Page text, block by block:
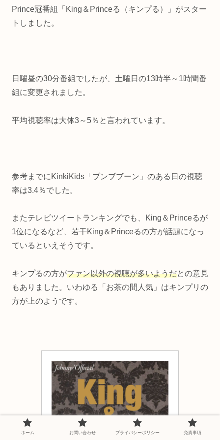
Prince冠番組「King＆Princeる（キンプる）」がスター
トしました。
日曜昼の30分番組でしたが、土曜日の13時半～1時間番
組に変更されました。
平均視聴率は大体3～5％と言われています。
参考までにKinkiKids「ブンブブーン」のある日の視聴
率は3.4％でした。
またテレビツイートランキングでも、King＆Princeるが
1位になるなど、若干King＆Princeるの方が話題になっ
ているといえそうです。
キンプるの方がファン以外の視聴が多いようだとの意見
もありました。いわゆる「お茶の間人気」はキンプリの
方が上のようです。
ホーム お問い合わせ プライバシーポリシー 免責事項